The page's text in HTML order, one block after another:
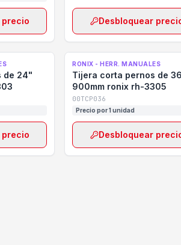
precio Desbloquear
de 24"
precio
RONIX - HERR. MANUALES
Tijera corta pernos de
900mm ronix rh-3305
00TCP036
Precio por 1 unidad
Desbloquear